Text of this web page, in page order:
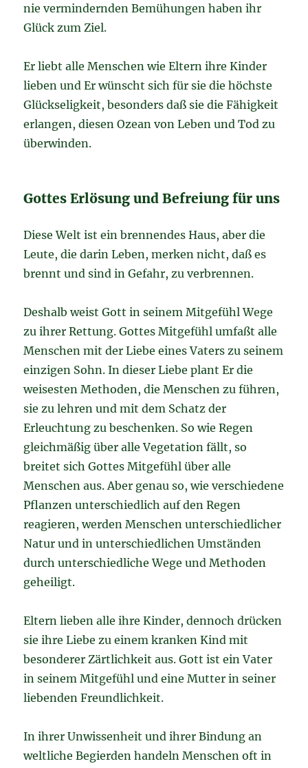
nie vermindernden Bemühungen haben ihr
Glück zum Ziel.
Er liebt alle Menschen wie Eltern ihre Kinder
lieben und Er wünscht sich für sie die höchste
Glückseligkeit, besonders daß sie die Fähigkeit
erlangen, diesen Ozean von Leben und Tod zu
überwinden.
Gottes Erlösung und Befreiung für uns
Diese Welt ist ein brennendes Haus, aber die
Leute, die darin Leben, merken nicht, daß es
brennt und sind in Gefahr, zu verbrennen.
Deshalb weist Gott in seinem Mitgefühl Wege
zu ihrer Rettung. Gottes Mitgefühl umfaßt alle
Menschen mit der Liebe eines Vaters zu seinem
einzigen Sohn. In dieser Liebe plant Er die
weisesten Methoden, die Menschen zu führen,
sie zu lehren und mit dem Schatz der
Erleuchtung zu beschenken. So wie Regen
gleichmäßig über alle Vegetation fällt, so
breitet sich Gottes Mitgefühl über alle
Menschen aus. Aber genau so, wie verschiedene
Pflanzen unterschiedlich auf den Regen
reagieren, werden Menschen unterschiedlicher
Natur und in unterschiedlichen Umständen
durch unterschiedliche Wege und Methoden
geheiligt.
Eltern lieben alle ihre Kinder, dennoch drücken
sie ihre Liebe zu einem kranken Kind mit
besonderer Zärtlichkeit aus. Gott ist ein Vater
in seinem Mitgefühl und eine Mutter in seiner
liebenden Freundlichkeit.
In ihrer Unwissenheit und ihrer Bindung an
weltliche Begierden handeln Menschen oft in